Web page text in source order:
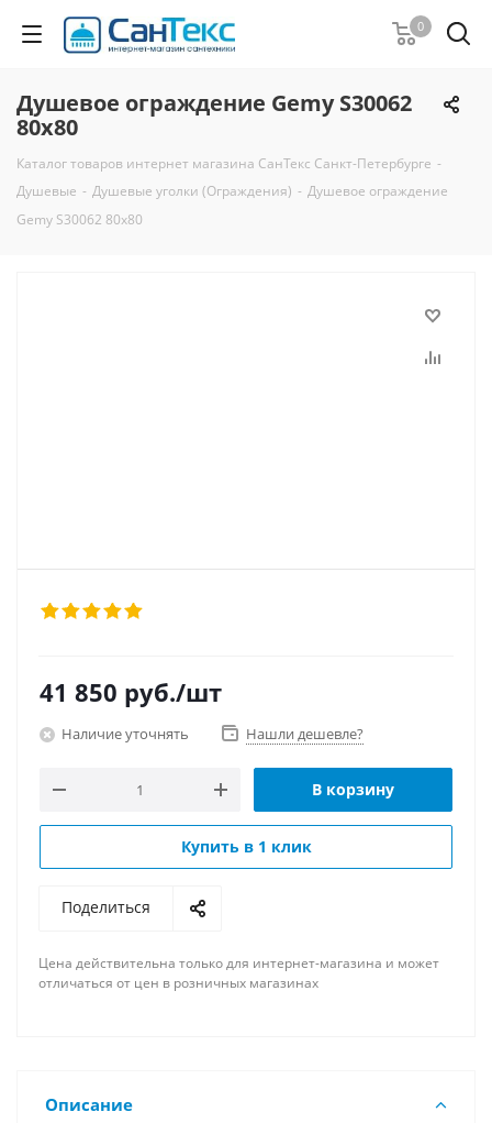
0
Душевое ограждение Gemy S30062
80x80
Каталог товаров интернет магазина СанТекс Санкт-Петербурге -
Душевые - Душевые уголки (Ограждения) - Душевое ограждение
Gemy S30062 80x80
41 850 руб./шт
Наличие уточнять Нашли дешевле?
В корзину
Купить в 1 клик
Поделиться
Цена действительна только для интернет-магазина и может
отличаться от цен в розничных магазинах
Описание